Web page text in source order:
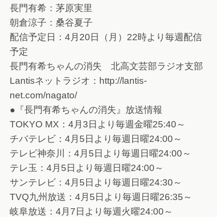
長門有希：茅原実里
朝倉涼子：桑谷夏子
配信予定日：4月20日（月）22時より毎週配信
予定
長門有希ちゃんの消失 北高文芸部ラジオ支部
Lantisネットラジオ：http://lantis-
net.com/nagato/
●『長門有希ちゃんの消失』放送情報
TOKYO MX：4月3日より毎週金曜25:40～
チバテレビ：4月5日より毎週日曜24:00～
テレビ神奈川：4月5日より毎週日曜24:00～
テレ玉：4月5日より毎週日曜24:00～
サンテレビ：4月5日より毎週日曜24:30～
TVQ九州放送：4月5日より毎週日曜26:35～
岐阜放送：4月7日より毎週火曜24:00～